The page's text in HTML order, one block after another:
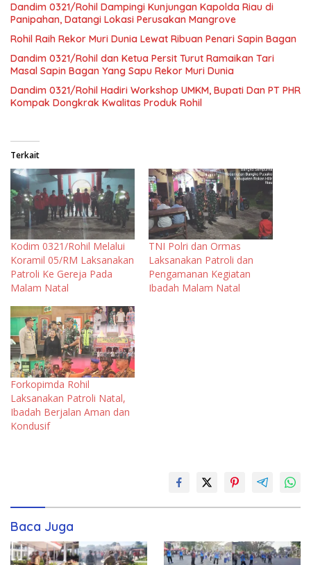
Dandim 0321/Rohil Dampingi Kunjungan Kapolda Riau di
Panipahan, Datangi Lokasi Perusakan Mangrove
Rohil Raih Rekor Muri Dunia Lewat Ribuan Penari Sapin Bagan
Dandim 0321/Rohil dan Ketua Persit Turut Ramaikan Tari
Masal Sapin Bagan Yang Sapu Rekor Muri Dunia
Dandim 0321/Rohil Hadiri Workshop UMKM, Bupati Dan PT PHR
Kompak Dongkrak Kwalitas Produk Rohil
Terkait
Kodim 0321/Rohil Melalui
Koramil 05/RM Laksanakan
Patroli Ke Gereja Pada
Malam Natal
TNI Polri dan Ormas
Laksanakan Patroli dan
Pengamanan Kegiatan
Ibadah Malam Natal
Forkopimda Rohil
Laksanakan Patroli Natal,
Ibadah Berjalan Aman dan
Kondusif
Baca Juga